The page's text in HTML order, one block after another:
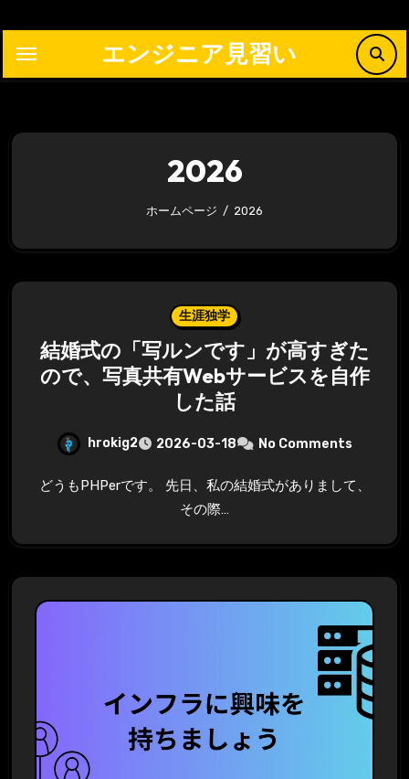
ッ
エンジニア見習い
2026
ホームページ 2026
生涯独学
結婚式の「写ルンです」が高すぎた
ので、写真共有Webサービスを自作
した話
hrokig2 2026-03-18 No Comments
どうもPHPerです。 先日、私の結婚式がありまして、
その際…